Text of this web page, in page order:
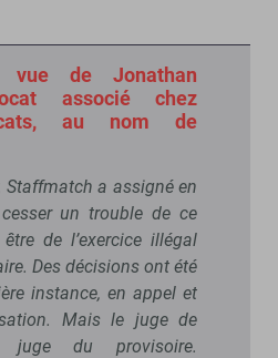
de Jonathan
associé chez
au nom de
Staffmatch a assigné en
un trouble de ce
être de l’exercice illégal
Des décisions ont été
instance, en appel et
Mais le juge de
du provisoire.